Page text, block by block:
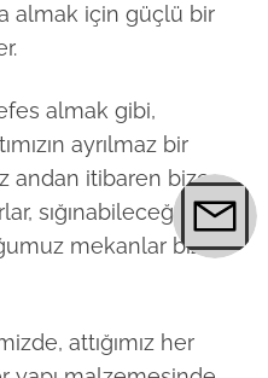
almak için güçlü bir
almak gibi,
ayrılmaz bir
andan itibaren bize
sığınabileceğimiz
mekanlar bizim
attığımız her